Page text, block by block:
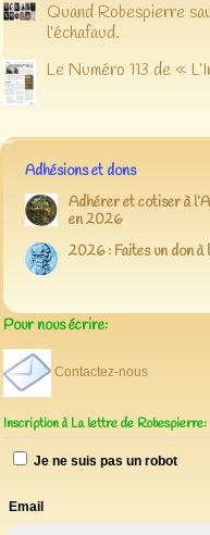
Quand Robespierre
l’échafaud.
Le Numéro 113 de «
Adhésions et dons
Adhérer et cotiser à
en 2026
2026 : Faites un don à
Pour nous écrire:
Contactez-nous
Inscription à La lettre de Robespierre:
Je ne suis pas un robot
Email